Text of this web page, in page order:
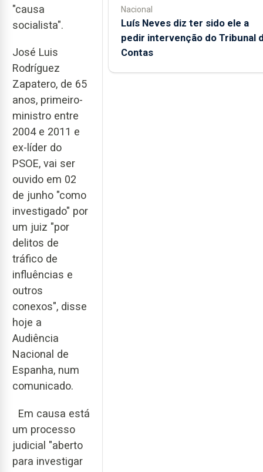
"causa
socialista".
José Luis
Rodríguez
Zapatero, de 65
anos, primeiro-
ministro entre
2004 e 2011 e
ex-líder do
PSOE, vai ser
ouvido em 02
de junho "como
investigado" por
um juiz "por
delitos de
tráfico de
influências e
outros
conexos", disse
hoje a
Audiência
Nacional de
Espanha, num
comunicado.
Em causa está
um processo
judicial "aberto
para investigar
Nacional
Luís Neves diz ter sido ele a
pedir intervenção do Tribunal
Contas